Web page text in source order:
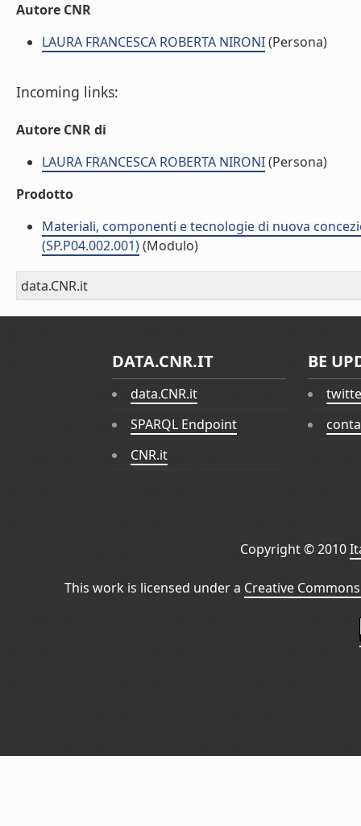
Autore CNR
LAURA FRANCESCA ROBERTA NIRONI(Persona)
Incoming links:
Autore CNR di
LAURA FRANCESCA ROBERTA NIRONI(Persona)
Prodotto
Materiali, componenti e tecnologie di nuova
(SP.P04.002.001)(Modulo)
data.CNR.it
DATA.CNR.IT
data.CNR.it
SPARQL Endpoint
CNR.it
BE
Copyright © 2010
This work is licensed under a Creative